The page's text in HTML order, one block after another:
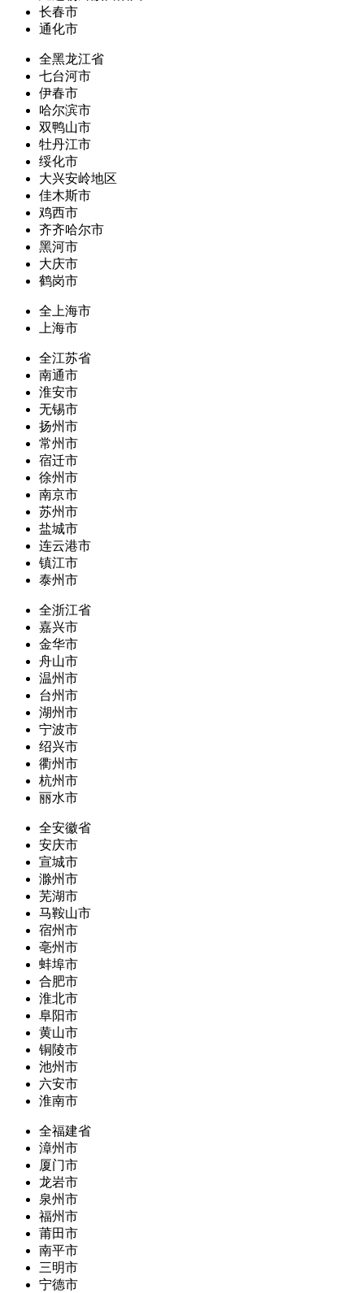
长春市
通化市
全黑龙江省
七台河市
伊春市
哈尔滨市
双鸭山市
牡丹江市
绥化市
大兴安岭地区
佳木斯市
鸡西市
齐齐哈尔市
黑河市
大庆市
鹤岗市
全上海市
上海市
全江苏省
南通市
淮安市
无锡市
扬州市
常州市
宿迁市
徐州市
南京市
苏州市
盐城市
连云港市
镇江市
泰州市
全浙江省
嘉兴市
金华市
舟山市
温州市
台州市
湖州市
宁波市
绍兴市
衢州市
杭州市
丽水市
全安徽省
安庆市
宣城市
滁州市
芜湖市
马鞍山市
宿州市
亳州市
蚌埠市
合肥市
淮北市
阜阳市
黄山市
铜陵市
池州市
六安市
淮南市
全福建省
漳州市
厦门市
龙岩市
泉州市
福州市
莆田市
南平市
三明市
宁德市